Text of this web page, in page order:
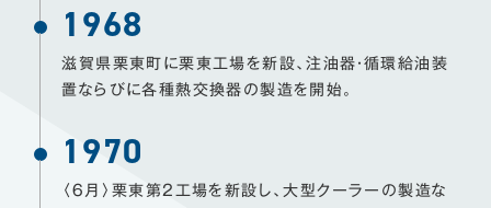
1968
滋賀県栗東町に栗東工場を新設、注油器・循環給油装
置ならびに各種熱交換器の製造を開始。
1970
〈6月〉栗東第2工場を新設し、大型クーラーの製造な